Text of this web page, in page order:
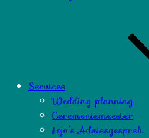
Services
Wedding planning
Ceremoniemeester
Jojo’s Adviesgesprek